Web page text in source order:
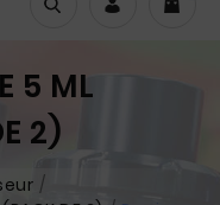
5 ML
2)